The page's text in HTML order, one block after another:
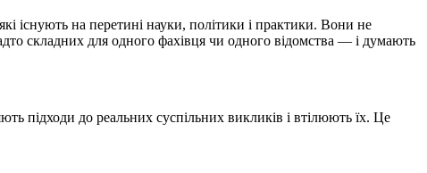
існують на перетині науки, політики і практики. Вони не
складних для одного фахівця чи одного відомства — і думають
підходи до реальних суспільних викликів і втілюють їх. Це